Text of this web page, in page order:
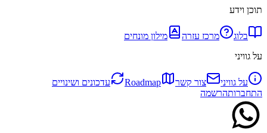
תוכן וידע
בלוג מרכז עזרה
מילון מונחים
על גוויני
על גוויני צור קשר Roadmap
עדכונים ושינויים
התחברותהרשמה